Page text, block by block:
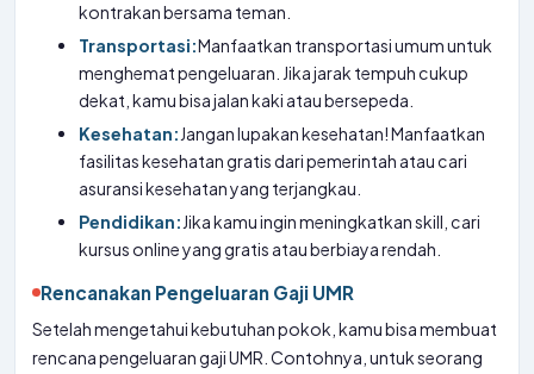
kontrakan bersama teman.
Transportasi:Manfaatkan transportasi umum untuk
menghemat pengeluaran. Jika jarak tempuh cukup
dekat, kamu bisa jalan kaki atau bersepeda.
Kesehatan:Jangan lupakan kesehatan! Manfaatkan
fasilitas kesehatan gratis dari pemerintah atau cari
asuransi kesehatan yang terjangkau.
Pendidikan:Jika kamu ingin meningkatkan skill, cari
kursus online yang gratis atau berbiaya rendah.
Rencanakan Pengeluaran Gaji UMR
Setelah mengetahui kebutuhan pokok, kamu bisa membuat
rencana pengeluaran gaji UMR. Contohnya, untuk seorang